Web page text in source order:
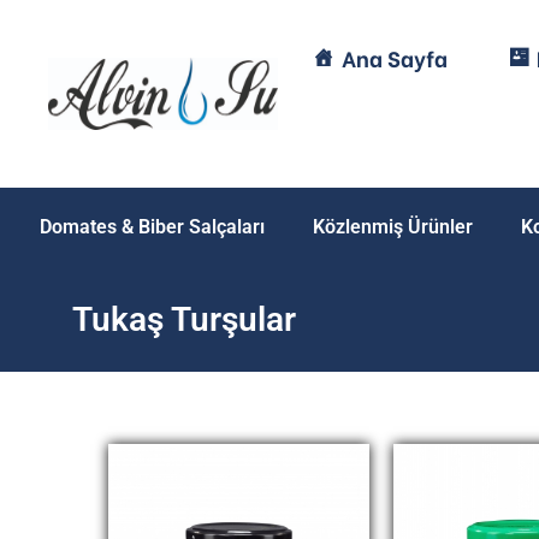
Ana Sayfa
Domates & Biber Salçaları Közlenmiş Ürünler
Tukaş Turşular